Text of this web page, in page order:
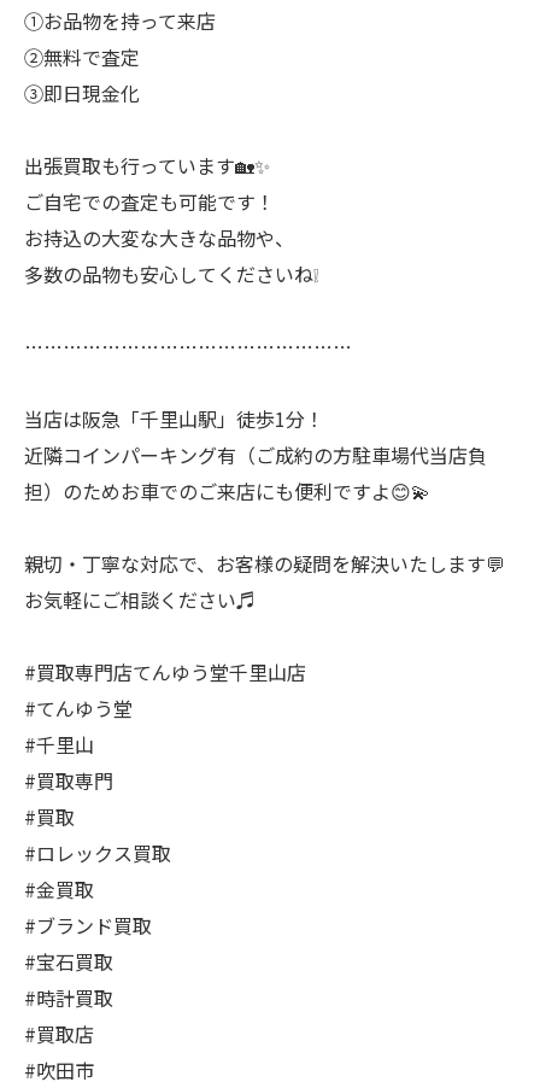
①お品物を持って来店
②無料で査定
③即日現金化
出張買取も行っています🏡✨
ご自宅での査定も可能です！
お持込の大変な大きな品物や、
多数の品物も安心してくださいね❕
……………………………………………
当店は阪急「千里山駅」徒歩1分！
近隣コインパーキング有（ご成約の方駐車場代当店負
担）のためお車でのご来店にも便利ですよ😊💫
親切・丁寧な対応で、お客様の疑問を解決いたします💬
お気軽にご相談ください♬
#買取専門店てんゆう堂千里山店
#てんゆう堂
#千里山
#買取専門
#買取
#ロレックス買取
#金買取
#ブランド買取
#宝石買取
#時計買取
#買取店
#吹田市